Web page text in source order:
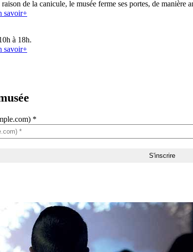
de la canicule, le musée ferme ses portes, de manière
savoir+
à 18h.
savoir+
*